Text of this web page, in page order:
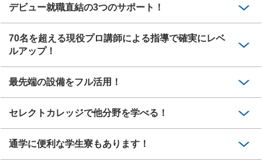
デビュー就職直結の3つのサポート！
70名を超える現役プロ講師による指導で確実にレベ
ルアップ！
最先端の設備をフル活用！
セレクトカレッジで他分野を学べる！
通学に便利な学生寮もあります！